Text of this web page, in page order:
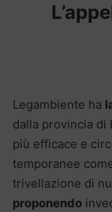
Legambiente ha
dalla provincia di
più efficace e
temporanee
trivellazione di
proponendo